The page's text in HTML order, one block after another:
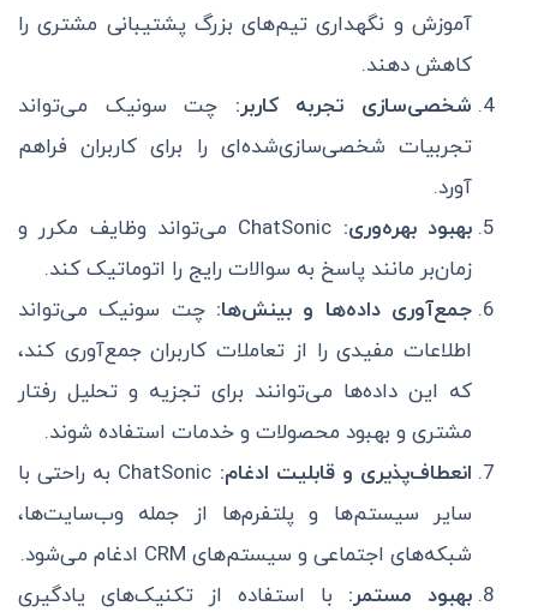
آموزش و نگهداری تیم‌های بزرگ پشتیبانی مشتری را
کاهش دهند.
شخصی‌سازی تجربه کاربر: چت سونیک می‌تواند
تجربیات شخصی‌سازی‌شده‌ای را برای کاربران فراهم
آورد.
بهبود بهره‌وری:
ChatSonic می‌تواند وظایف مکرر و
زمان‌بر مانند پاسخ به سوالات رایج را اتوماتیک کند.
جمع‌آوری داده‌ها و بینش‌ها:چت سونیک می‌تواند
اطلاعات مفیدی را از تعاملات کاربران جمع‌آوری کند،
که این داده‌ها می‌توانند برای تجزیه و تحلیل رفتار
مشتری و بهبود محصولات و خدمات استفاده شوند.
انعطاف‌پذیری و قابلیت ادغام:
ChatSonic به راحتی با
سایر سیستم‌ها و پلتفرم‌ها از جمله وب‌سایت‌ها،
شبکه‌های اجتماعی و سیستم‌های CRM ادغام می‌شود.
بهبود مستمر: با استفاده از تکنیک‌های یادگیری